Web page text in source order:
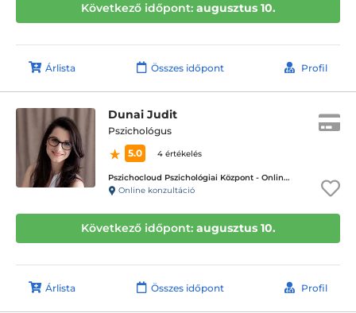
Következő időpont: augusztus 10.
Árlista Összes időpont Profil
Dunai Judit
Pszichológus
5.0
4 értékelés
Pszichocloud Pszichológiai Központ - Online ügyfélfogadás
Online konzultáció
Következő időpont: augusztus 10.
Árlista Összes időpont Profil